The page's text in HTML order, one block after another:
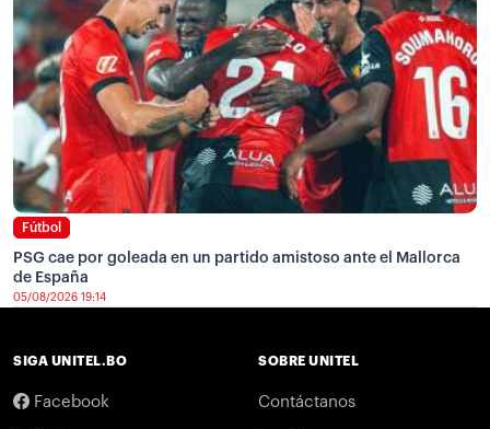
Fútbol
PSG cae por goleada en un partido amistoso ante el Mallorca
de España
05/08/2026 19:14
SIGA UNITEL.BO
Facebook
SOBRE UNITEL
Contáctanos